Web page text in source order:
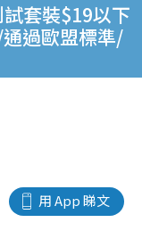
試套裝$19以下
過歐盟標準/
用 App 睇文